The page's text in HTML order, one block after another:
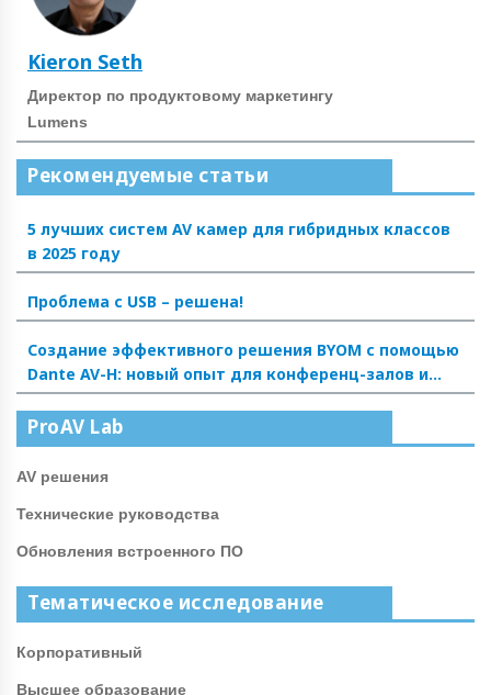
Kieron Seth
Директор по продуктовому маркетингу
Lumens
Рекомендуемые статьи
5 лучших систем AV камер для гибридных классов
в 2025 году
Проблема с USB – решена!
Создание эффективного решения BYOM с помощью
Dante AV-H: новый опыт для конференц-залов и
аудиторий
ProAV Lab
AV решения
Технические руководства
Обновления встроенного ПО
Тематическое исследование
Корпоративный
Высшее образование